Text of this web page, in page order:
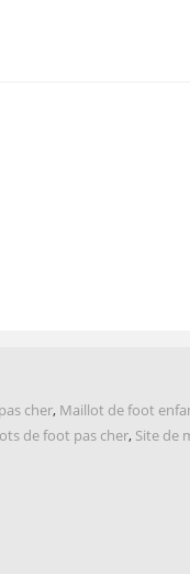
cher, Maillot de foot
de foot pas cher, Site de